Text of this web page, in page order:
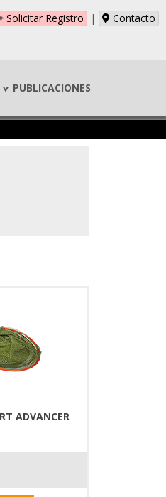
Solicitar Registro | Contacto
PUBLICACIONES
ADVANCER